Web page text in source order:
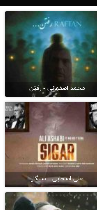
محمد اصفهانی - رفتن
علی اصحابی - سیگار